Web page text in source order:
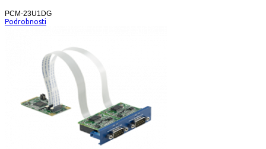
PCM-23U1DG
Podrobnosti